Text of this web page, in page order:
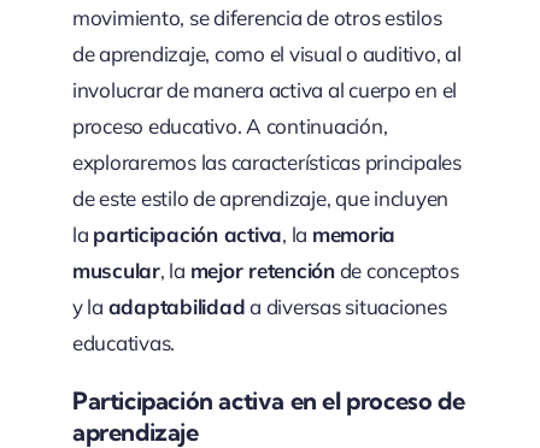
movimiento, se diferencia de otros estilos
de aprendizaje, como el visual o auditivo, al
involucrar de manera activa al cuerpo en el
proceso educativo. A continuación,
exploraremos las características principales
de este estilo de aprendizaje, que incluyen
la participación activa, la memoria
muscular, la mejor retenciónde conceptos
y la adaptabilidada diversas situaciones
educativas.
Participación activa en el proceso de
aprendizaje